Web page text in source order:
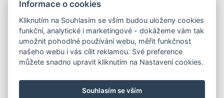
Obchodní podmínky
Podmínky ochrany osobních údajů
Hrnečky
Ateliér Hrnečky
Informace o cookies
Kliknutím na Souhlasím se vším budou uloženy cookies
funkční, analytické i marketingové - dokážeme vám tak
umožnit pohodlné používání webu, měřit funkčnost
našeho webu i vás cílit reklamou. Své preference
můžete snadno upravit kliknutím na Nastavení cookies.
Souhlasím se vším